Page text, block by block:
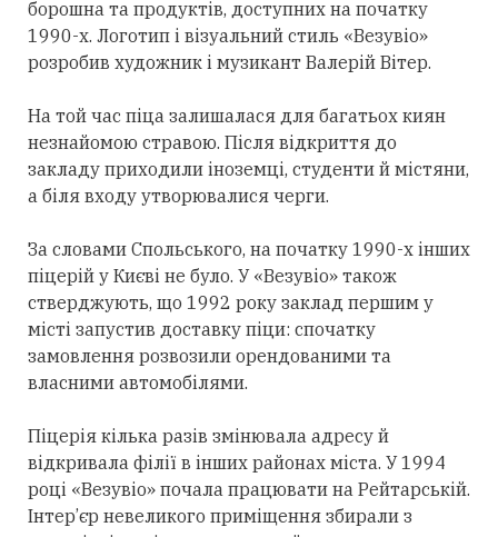
борошна та продуктів, доступних на початку
1990-х. Логотип і візуальний стиль «Везувіо»
розробив художник і музикант Валерій Вітер.
На той час піца залишалася для багатьох киян
незнайомою стравою. Після відкриття до
закладу приходили іноземці, студенти й містяни,
а біля входу утворювалися черги.
За словами Спольського, на початку 1990-х інших
піцерій у Києві не було. У «Везувіо» також
стверджують, що 1992 року заклад першим у
місті запустив доставку піци: спочатку
замовлення розвозили орендованими та
власними автомобілями.
Піцерія кілька разів змінювала адресу й
відкривала філії в інших районах міста. У 1994
році «Везувіо» почала працювати на Рейтарській.
Інтер’єр невеликого приміщення збирали з